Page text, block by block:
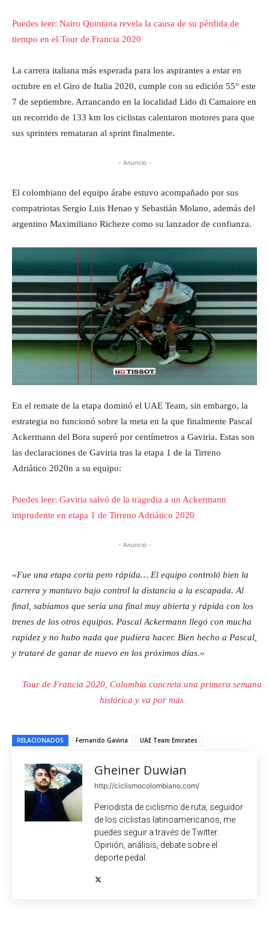
Puedes leer: Nairo Quintana revela la causa de su pérdida de
tiempo en el Tour de Francia 2020
La carrera italiana más esperada para los aspirantes a estar en
octubre en el Giro de Italia 2020, cumple con su edición 55° este
7 de septiembre. Arrancando en la localidad Lido di Camaiore en
un recorrido de 133 km los ciclistas calentaron motores para que
sus sprinters remataran al sprint finalmente.
- Anuncio -
El colombiano del equipo árabe estuvo acompañado por sus
compatriotas Sergio Luis Henao y Sebastián Molano, además del
argentino Maximiliano Richeze como su lanzador de confianza.
En el remate de la etapa dominó el UAE Team, sin embargo, la
estrategia no funcionó sobre la meta en la que finalmente Pascal
Ackermann del Bora superó por centímetros a Gaviria. Estas son
las declaraciones de Gaviria tras la etapa 1 de la Tirreno
Adriático 2020n a su equipo:
Puedes leer: Gaviria salvó de la tragedia a un Ackermann
imprudente en etapa 1 de Tirreno Adriático 2020
- Anuncio -
«Fue una etapa corta pero rápida… El equipo controló bien la
carrera y mantuvo bajo control la distancia a la escapada. Al
final, sabíamos que sería una final muy abierta y rápida con los
trenes de los otros equipos. Pascal Ackermann llegó con mucha
rapidez y no hubo nada que pudiera hacer. Bien hecho a Pascal,
y trataré de ganar de nuevo en los próximos días.»
Tour de Francia 2020, Colombia concreta una primera semana
histórica y va por más
RELACIONADOS Fernando Gaviria UAE Team Emirates
Gheiner Duwian
http://ciclismocolombiano.com/
Periodista de ciclismo de ruta, seguidor
de los ciclistas latinoamericanos, me
puedes seguir a través de Twitter.
Opinión, análisis, debate sobre el
deporte pedal.